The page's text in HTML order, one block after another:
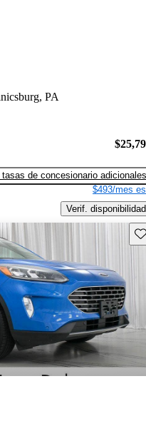
PA
tasas de concesionario adicionales
$493/mes
Verif. disponibilidad